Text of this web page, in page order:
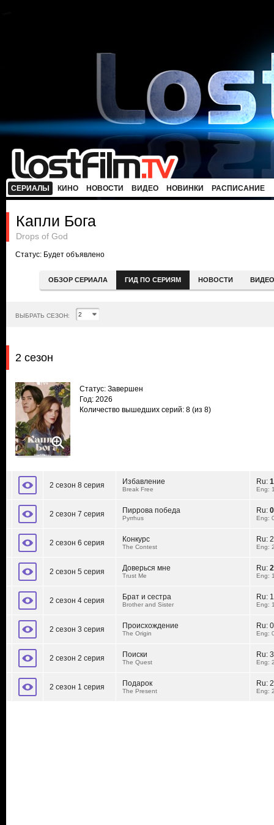
СЕРИАЛЫ КИНО НОВОСТИ ВИДЕО НОВИНКИ РАСПИСАНИЕ
Капли Бога
Drops of God
Статус: Будет объявлено
ОБЗОР СЕРИАЛА ГИД ПО СЕРИЯМ НОВОСТИ ВИДЕО
ВЫБРАТЬ СЕЗОН:
2 сезон
Статус: Завершен
Год: 2026
Количество вышедших серий: 8 (из 8)
2 сезон 8 серия Избавление
Break Free
Ru:
Eng:
2 сезон 7 серия Пиррова победа
Pyrrhus
Ru:
Eng:
2 сезон 6 серия Конкурс
The Contest
Ru:
Eng:
2 сезон 5 серия Доверься мне
Trust Me
Ru:
Eng:
2 сезон 4 серия Брат и сестра
Brother and Sister
Ru:
Eng:
2 сезон 3 серия Происхождение
The Origin
Ru:
Eng:
2 сезон 2 серия Поиски
The Quest
Ru:
Eng:
2 сезон 1 серия Подарок
The Present
Ru:
Eng: